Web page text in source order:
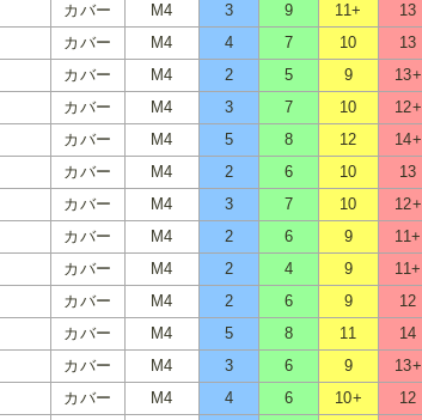
カバー M4 3 9 11+
13
カバー M4 4 7 10
13
カバー M4 2 5 9
13+
カバー M4 3 7 10
12+
カバー M4 5 8 12
14+
カバー M4 2 6 10
13
カバー M4 3 7 10
12+
カバー M4 2 6 9
11+
カバー M4 2 4 9
11+
カバー M4 2 6 9
12
カバー M4 5 8 11
14
カバー M4 3 6 9
13+
カバー M4 4 6 10+
12